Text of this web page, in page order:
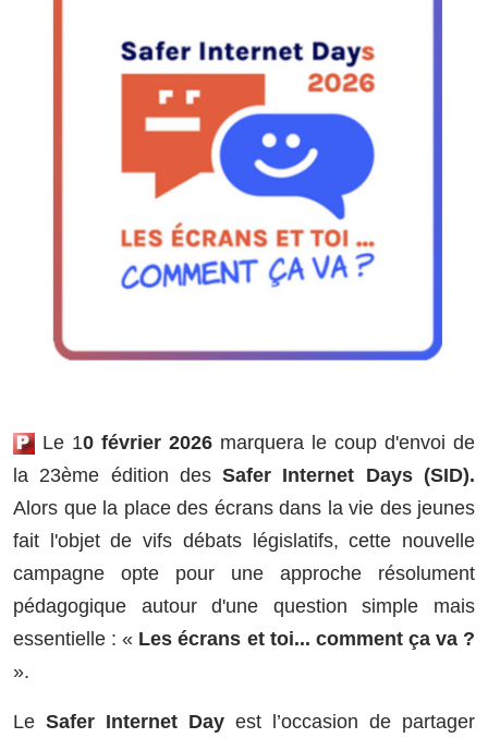
Le 10 février 2026 marquera le coup d'envoi de
la 23ème édition desSafer Internet Days (SID).
Alors que la place des écrans dans la vie des jeunes
fait l'objet de vifs débats législatifs, cette nouvelle
campagne opte pour une approche résolument
pédagogique autour d'une question simple mais
essentielle : « Les écrans et toi... comment ça va ?
».
Le Safer Internet Day est l’occasion de partager